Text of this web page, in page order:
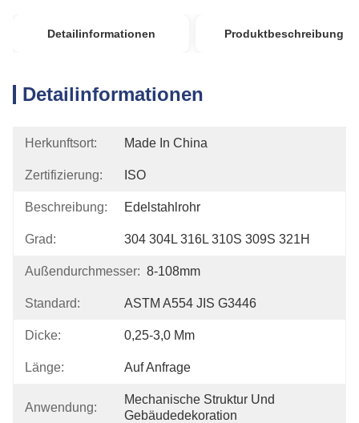
Detailinformationen Produktbeschreibung
Detailinformationen
Herkunftsort: Made In China
Zertifizierung: ISO
Beschreibung: Edelstahlrohr
Grad: 304 304L 316L 310S 309S 321H
Außendurchmesser: 8-108mm
Standard: ASTM A554 JIS G3446
Dicke: 0,25-3,0 Mm
Länge: Auf Anfrage
Anwendung:
Mechanische Struktur Und
Gebäudedekoration